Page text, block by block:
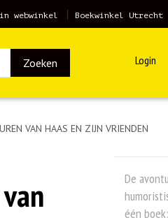
webwinkel Boekwinkel Utrecht
Zoeken Login
VAN HAAS EN ZIJN VRIENDEN
De
één